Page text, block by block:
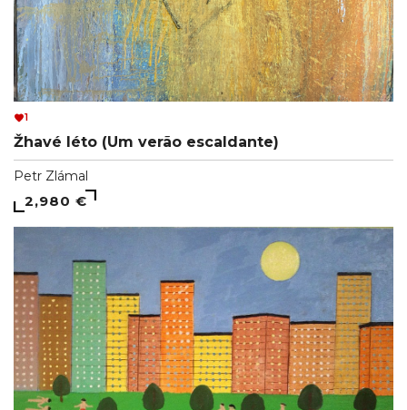
1
Žhavé léto (Um verão escaldante)
Petr Zlámal
2,980 €